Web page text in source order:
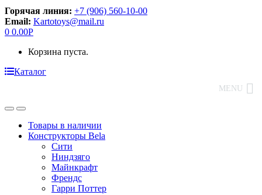
Горячая линия: +7 (906) 560-10-00
Email: Kartotoys@mail.ru
0 0.00Р
Корзина пуста.
Каталог
MENU
Товары в наличии
Конструкторы Bela
Сити
Ниндзяго
Майнкрафт
Френдс
Гарри Поттер